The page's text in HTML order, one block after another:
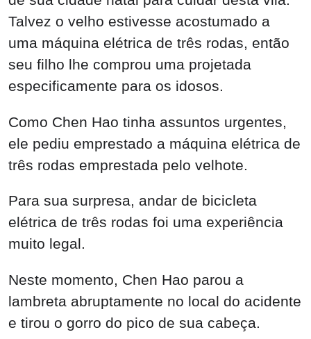
Para sua surpresa, andar de bicicleta
elétrica de três rodas foi uma experiência
muito legal.
Neste momento, Chen Hao parou a
lambreta abruptamente no local do acidente
e tirou o gorro do pico de sua cabeça.